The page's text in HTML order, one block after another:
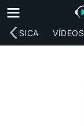
MÚSICA VÍDEOS